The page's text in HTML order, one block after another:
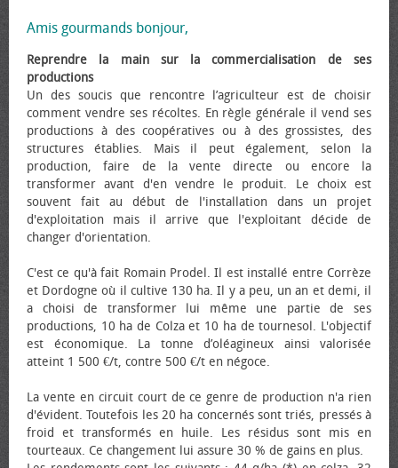
Amis gourmands bonjour,
Reprendre la main sur la commercialisation de ses
productions
Un des soucis que rencontre l’agriculteur est de choisir
comment vendre ses récoltes. En règle générale il vend ses
productions à des coopératives ou à des grossistes, des
structures établies. Mais il peut également, selon la
production, faire de la vente directe ou encore la
transformer avant d'en vendre le produit. Le choix est
souvent fait au début de l'installation dans un projet
d'exploitation mais il arrive que l'exploitant décide de
changer d'orientation.
C'est ce qu'à fait Romain Prodel. Il est installé entre Corrèze
et Dordogne où il cultive 130 ha. Il y a peu, un an et demi, il
a choisi de transformer lui même une partie de ses
productions, 10 ha de Colza et 10 ha de tournesol. L'objectif
est économique. La tonne d’oléagineux ainsi valorisée
atteint 1 500 €/t, contre 500 €/t en négoce.
La vente en circuit court de ce genre de production n'a rien
d'évident. Toutefois les 20 ha concernés sont triés, pressés à
froid et transformés en huile. Les résidus sont mis en
tourteaux. Ce changement lui assure 30 % de gains en plus.